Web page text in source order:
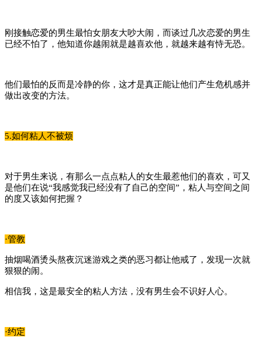
刚接触恋爱的男生最怕女朋友大吵大闹，而谈过几次恋爱的男生
已经不怕了，他知道你越闹就是越喜欢他，就越来越有恃无恐。
他们最怕的反而是冷静的你，这才是真正能让他们产生危机感并
做出改变的方法。
5.如何粘人不被烦
对于男生来说，有那么一点点粘人的女生最惹他们的喜欢，可又
是他们在说“我感觉我已经没有了自己的空间”，粘人与空间之间
的度又该如何把握？
·管教
抽烟喝酒烫头熬夜沉迷游戏之类的恶习都让他戒了，发现一次就
狠狠的闹。
相信我，这是最安全的粘人方法，没有男生会不识好人心。
·约定